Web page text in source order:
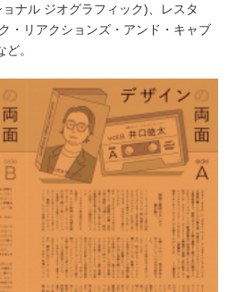
ナル ジオグラフィック)、レスタ
・リアクションズ・アンド・キャブ
。